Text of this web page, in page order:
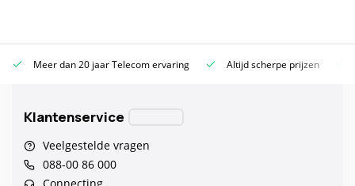
Meer dan 20 jaar Telecom ervaring Altijd scherpe prijzen
Klantenservice
Veelgestelde vragen
088-00 86 000